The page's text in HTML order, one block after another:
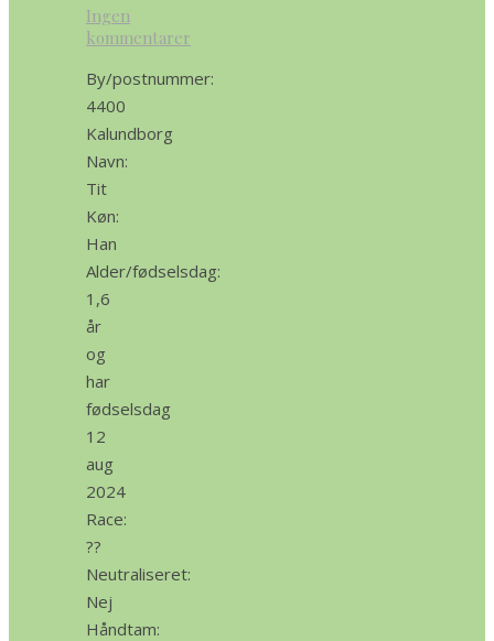
Ingen
kommentarer
By/postnummer:
4400
Kalundborg
Navn:
Tit
Køn:
Han
Alder/fødselsdag:
1,6
år
og
har
fødselsdag
12
aug
2024
Race:
??
Neutraliseret:
Nej
Håndtam: